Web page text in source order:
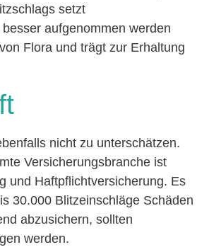
setzt
aufgenommen werden
Flora und trägt zur Erhaltung
nicht zu unterschätzen.
Versicherungsbranche ist
und Haftpflichtversicherung. Es
30.000 Blitzeinschläge Schäden
abzusichern, sollten
werden.